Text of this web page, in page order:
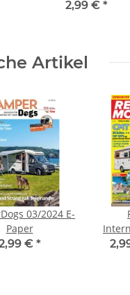
Paper
2,99 € *
Artikel
03/2024 E-
Paper
€ *
E-